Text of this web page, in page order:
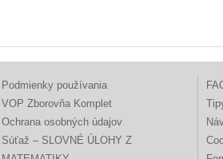
Podmienky používania
VOP Zborovňa Komplet
Ochrana osobných údajov
Súťaž – SLOVNÉ ÚLOHY Z